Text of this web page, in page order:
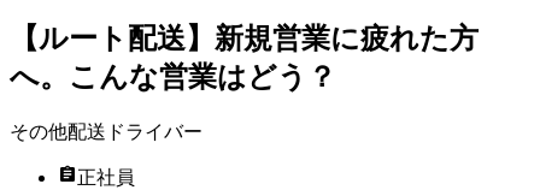
【ルート配送】新規営業に疲れた方
へ。こんな営業はどう？
その他配送ドライバー
正社員